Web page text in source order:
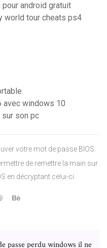
android gratuit
world tour cheats ps4
avec windows 10
sur son pc
votre mot de passe BIOS.
de remettre la main sur
en décryptant celui-ci.
passe perdu windows il ne